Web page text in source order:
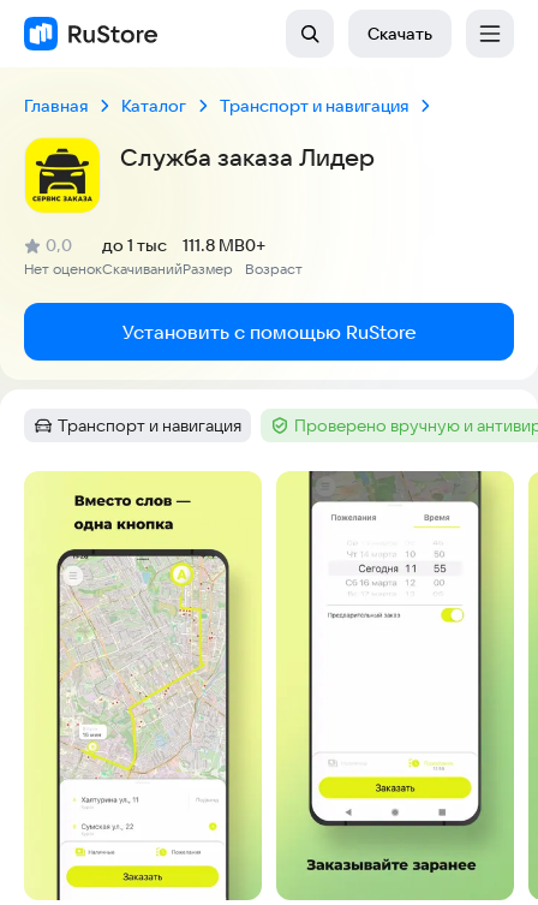
Скачать
Главная Каталог Транспорт и навигация
Служба заказа Лидер
Рейтинг:
0,0
(
Нет оценок
)
Скачиваний
до 1 тыс
Размер
111.8 MB
Возраст
0+
Установить с помощью RuStore
Категория:
Транспорт и навигация Тег :Проверено вручную и
Скриншоты